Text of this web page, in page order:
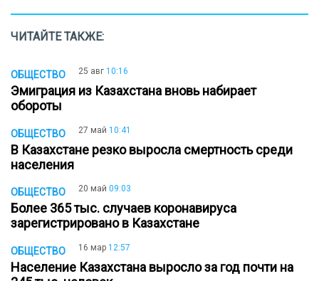
ЧИТАЙТЕ ТАКЖЕ:
ОБЩЕСТВО 25 авг 10:16
Эмиграция из Казахстана вновь набирает
обороты
ОБЩЕСТВО 27 май 10:41
В Казахстане резко выросла смертность среди
населения
ОБЩЕСТВО 20 май 09:03
Более 365 тыс. случаев коронавируса
зарегистрировано в Казахстане
ОБЩЕСТВО 16 мар 12:57
Население Казахстана выросло за год почти на